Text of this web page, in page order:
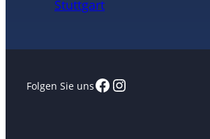
Stuttgart
Folgen Sie unsFacebook
Instagram